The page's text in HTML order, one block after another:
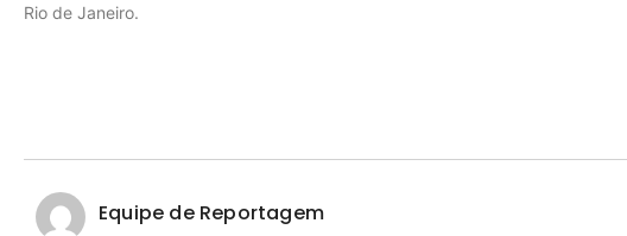
Rio de Janeiro.
Equipe de Reportagem